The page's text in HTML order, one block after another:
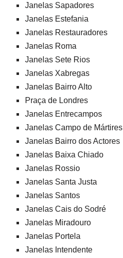
Janelas Sapadores
Janelas Estefania
Janelas Restauradores
Janelas Roma
Janelas Sete Rios
Janelas Xabregas
Janelas Bairro Alto
Praça de Londres
Janelas Entrecampos
Janelas Campo de Mártires
Janelas Bairro dos Actores
Janelas Baixa Chiado
Janelas Rossio
Janelas Santa Justa
Janelas Santos
Janelas Cais do Sodré
Janelas Miradouro
Janelas Portela
Janelas Intendente